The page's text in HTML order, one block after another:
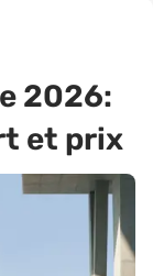
2026:
et prix